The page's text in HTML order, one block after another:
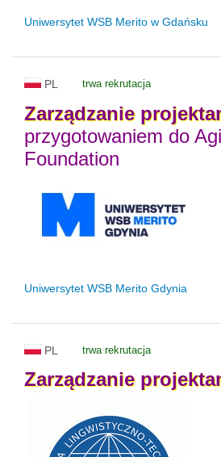
Uniwersytet WSB Merito w Gdańsku
PL trwa rekrutacja
Zarządzanie
przygotowaniem do
Foundation
Uniwersytet WSB Merito Gdynia
PL trwa rekrutacja
Zarządzanie